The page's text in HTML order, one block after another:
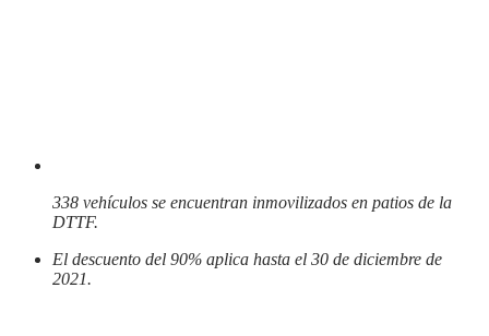
338 vehículos se encuentran inmovilizados en patios de la
DTTF.
El descuento del 90% aplica hasta el 30 de diciembre de
2021.